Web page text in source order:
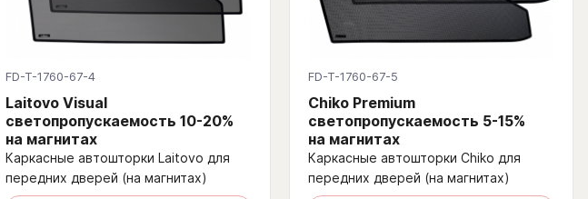
FD-T-1760-67-4
Laitovo Visual
светопропускаемость 10-20%
на магнитах
Каркасные автошторки Laitovo для
передних дверей (на магнитах)
FD-T-1760-67-5
Chiko Premium
светопропускаемость 5-15%
на магнитах
Каркасные автошторки Chiko для
передних дверей (на магнитах)